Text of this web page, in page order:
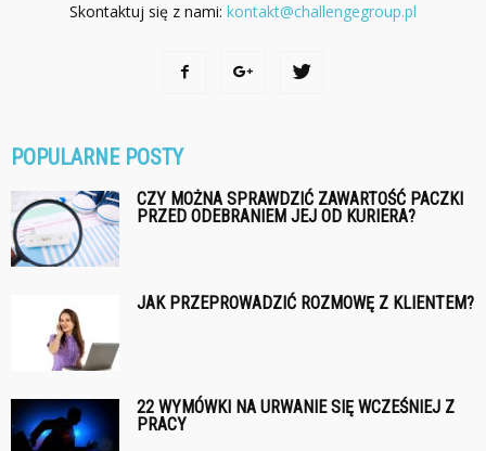
Skontaktuj się z nami: kontakt@challengegroup.pl
POPULARNE POSTY
CZY MOŻNA SPRAWDZIĆ ZAWARTOŚĆ PACZKI
PRZED ODEBRANIEM JEJ OD KURIERA?
JAK PRZEPROWADZIĆ ROZMOWĘ Z KLIENTEM?
22 WYMÓWKI NA URWANIE SIĘ WCZEŚNIEJ Z
PRACY